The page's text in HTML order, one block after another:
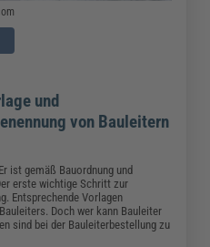
und
von Bauleitern
ist gemäß Bauordnung und
erste wichtige Schritt zur
Entsprechende Vorlagen
Doch wer kann Bauleiter
sind bei der Bauleiterbestellung zu